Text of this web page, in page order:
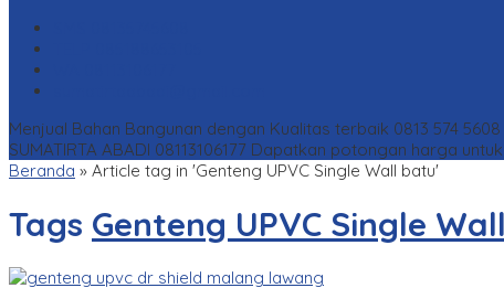
Menjual Bahan Bangunan dengan Kualitas terbaik 0813 574 5608
SUMATIRTA ABADI 08113106177 Dapatkan potongan harga
Beranda » Article tag in 'Genteng UPVC Single Wall batu'
Tags Genteng UPVC Single